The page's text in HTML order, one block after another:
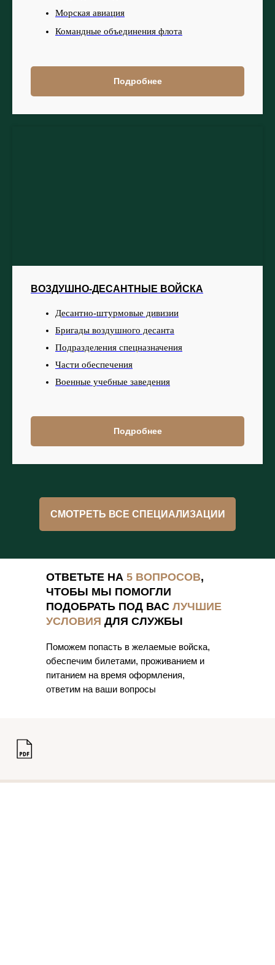
Морская авиация
Командные объединения флота
Подробнее
ВОЗДУШНО-ДЕСАНТНЫЕ ВОЙСКА
Десантно-штурмовые дивизии
Бригады воздушного десанта
Подразделения спецназначения
Части обеспечения
Военные учебные заведения
Подробнее
СМОТРЕТЬ ВСЕ СПЕЦИАЛИЗАЦИИ
ОТВЕТЬТЕ НА 5 ВОПРОСОВ,
ЧТОБЫ МЫ ПОМОГЛИ
ПОДОБРАТЬ ПОД ВАС ЛУЧШИЕ
УСЛОВИЯ ДЛЯ СЛУЖБЫ
Поможем попасть в желаемые войска,
обеспечим билетами, проживанием и
питанием на время оформления,
ответим на ваши вопросы